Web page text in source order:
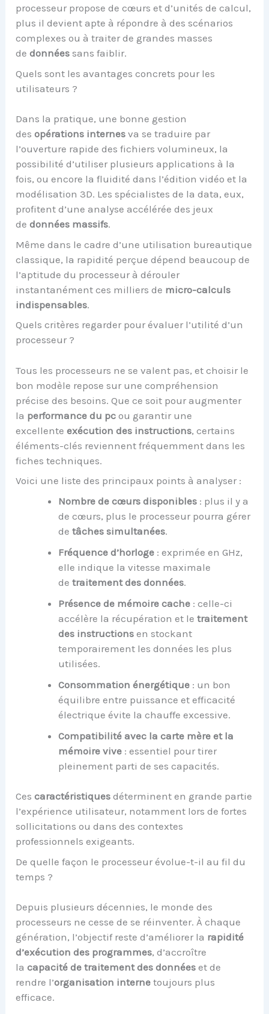
processeur propose de cœurs et d’unités de calcul,
plus il devient apte à répondre à des scénarios
complexes ou à traiter de grandes masses
dedonnées sans faiblir.
Quels sont les avantages concrets pour les
utilisateurs ?
Dans la pratique, une bonne gestion
desopérations internes va se traduire par
l’ouverture rapide des fichiers volumineux, la
possibilité d’utiliser plusieurs applications à la
fois, ou encore la fluidité dans l’édition vidéo et la
modélisation 3D. Les spécialistes de la data, eux,
profitent d’une analyse accélérée des jeux
dedonnées massifs.
Même dans le cadre d’une utilisation bureautique
classique, la rapidité perçue dépend beaucoup de
l’aptitude du processeur à dérouler
instantanément ces milliers de micro-calculs
indispensables.
Quels critères regarder pour évaluer l’utilité d’un
processeur ?
Tous les processeurs ne se valent pas, et choisir le
bon modèle repose sur une compréhension
précise des besoins. Que ce soit pour augmenter
la performance du pc ou garantir une
excellenteexécution des instructions, certains
éléments-clés reviennent fréquemment dans les
fiches techniques.
Voici une liste des principaux points à analyser :
Nombre de cœurs disponibles : plus il y a
de cœurs, plus le processeur pourra gérer
detâches simultanées.
Fréquence d’horloge : exprimée en GHz,
elle indique la vitesse maximale
detraitement des données.
Présence de mémoire cache : celle-ci
accélère la récupération et letraitement
des instructions en stockant
temporairement les données les plus
utilisées.
Consommation énergétique : un bon
équilibre entre puissance et efficacité
électrique évite la chauffe excessive.
Compatibilité avec la carte mère et la
mémoire vive : essentiel pour tirer
pleinement parti de ses capacités.
Cescaractéristiques déterminent en grande partie
l’expérience utilisateur, notamment lors de fortes
sollicitations ou dans des contextes
professionnels exigeants.
De quelle façon le processeur évolue-t-il au fil du
temps ?
Depuis plusieurs décennies, le monde des
processeurs ne cesse de se réinventer. À chaque
génération, l’objectif reste d’améliorer la rapidité
d’exécution des programmes, d’accroître
lacapacité de traitement des données et de
rendre l’organisation interne toujours plus
efficace.